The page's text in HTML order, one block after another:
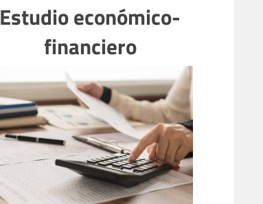
Estudio económico-
financiero